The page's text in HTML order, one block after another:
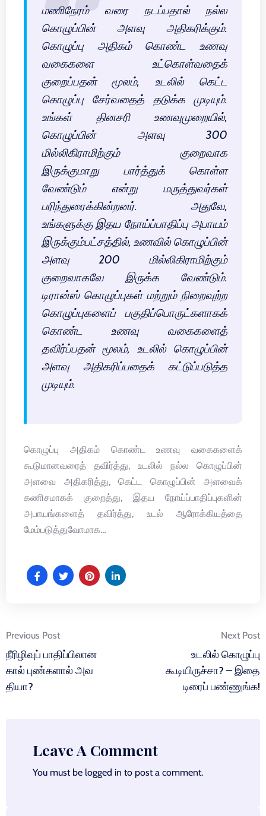
மணிநேரம் வரை நடப்பதால் நல்ல
கொழுப்பின் அளவு அதிகரிக்கும்.
கொழுப்பு அதிகம் கொண்ட உணவு
வகைகளை உட்கொள்வதைக்
குறைப்பதன் மூலம், உடலில் கெட்ட
கொழுப்பு சேர்வதைத் தடுக்க முடியும்.
உங்கள் தினசரி உணவுமுறையில்,
கொழுப்பின் அளவு 300
மில்லிகிராமிற்கும் குறைவாக
இருக்குமாறு பார்த்துக் கொள்ள
வேண்டும் என்று மருத்துவர்கள்
பரிந்துரைக்கின்றனர். அதுவே,
உங்களுக்கு இதய நோய்ப்பாதிப்பு அபாயம்
இருக்கும்பட்சத்தில், உணவில் கொழுப்பின்
அளவு 200 மில்லிகிராமிற்கும்
குறைவாகவே இருக்க வேண்டும்.
டிரான்ஸ் கொழுப்புகள் மற்றும் நிறைவுற்ற
கொழுப்புகளைப் பகுதிப்பொருட்களாகக்
கொண்ட உணவு வகைகளைத்
தவிர்ப்பதன் மூலம், உடலில் கொழுப்பின்
அளவு அதிகரிப்பதைக் கட்டுப்படுத்த
முடியும்.
கொழுப்பு அதிகம் கொண்ட உணவு வகைகளைக்
கூடுமானவரைத் தவிர்த்து, உடலில் நல்ல கொழுப்பின்
அளவை அதிகரித்து, கெட்ட கொழுப்பின் அளவைக்
கணிசமாகக் குறைத்து, இதய நோய்ப்பாதிப்புகளின்
அபாயங்களைத் தவிர்த்து, உடல் ஆரோக்கியத்தை
மேம்படுத்துவோமாக…
Post
navigation
Previous Post
நீரிழிவுப் பாதிப்பிலான
கால் புண்களால் அவ
தியா?
Next Post
உடலில் கொழுப்பு
கூடியிருச்சா? – இதை
டிரைப் பண்ணுங்க!
Leave A Comment
You must be logged in to post a comment.